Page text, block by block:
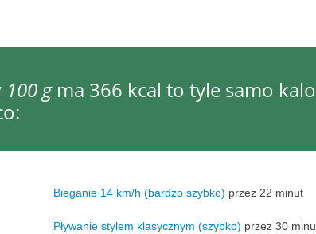
100 gma 366 kcal to tyle samo
Bieganie 14 km/h (bardzo szybko) przez 22 minut
Pływanie stylem klasycznym (szybko) przez 30